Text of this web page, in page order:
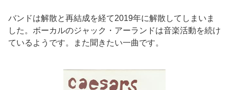
バンドは解散と再結成を経て2019年に解散してしまいま
した。ボーカルのジャック・アーランドは音楽活動を続け
ているようです。また聞きたい一曲です。